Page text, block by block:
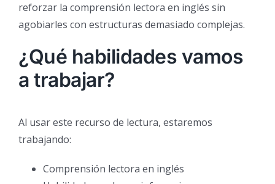
reforzar la comprensión lectora en inglés sin
agobiarles con estructuras demasiado complejas.
¿Qué habilidades vamos
a trabajar?
Al usar este recurso de lectura, estaremos
trabajando:
Comprensión lectora en inglés